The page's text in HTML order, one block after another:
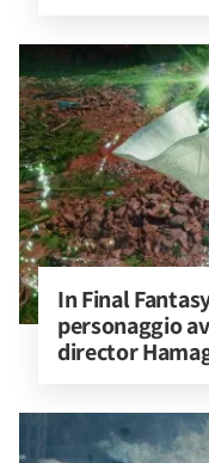
In Final
personaggio
director